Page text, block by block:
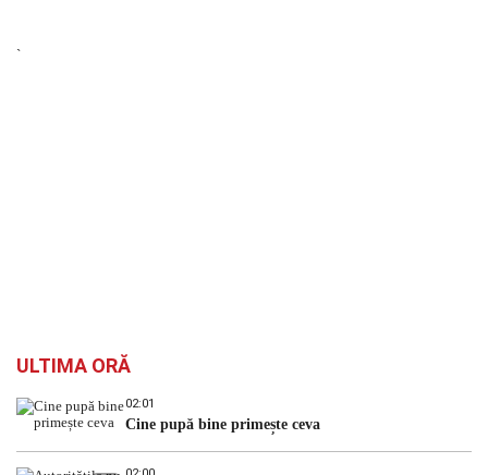
`
ULTIMA ORĂ
02:01
Cine pupă bine primește ceva